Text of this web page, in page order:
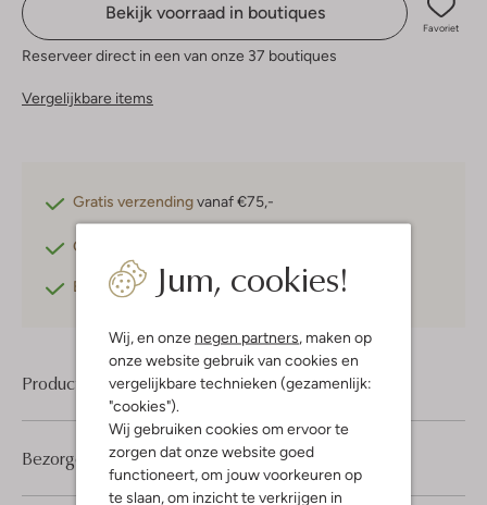
Jum, cookies!
Wij, en onze negen partners, maken op
onze website gebruik van cookies en
vergelijkbare technieken (gezamenlijk:
"cookies").
Wij gebruiken cookies om ervoor te
zorgen dat onze website goed
functioneert, om jouw voorkeuren op
te slaan, om inzicht te verkrijgen in
Bekijk voorraad in boutiques
Favoriet
Reserveer direct in een van onze 37 boutiques
Vergelijkbare items
Gratis verzendingvanaf €75,-
Gratis retourneren
Betaal achterafmet Klarna
Product informatie
Bezorgen & retourneren